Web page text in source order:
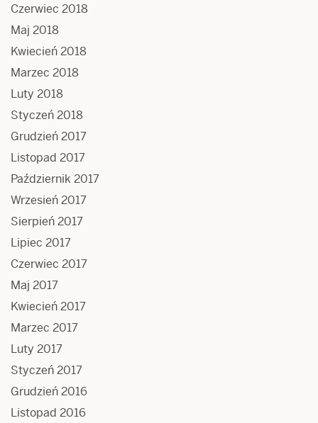
Czerwiec 2018
Maj 2018
Kwiecień 2018
Marzec 2018
Luty 2018
Styczeń 2018
Grudzień 2017
Listopad 2017
Październik 2017
Wrzesień 2017
Sierpień 2017
Lipiec 2017
Czerwiec 2017
Maj 2017
Kwiecień 2017
Marzec 2017
Luty 2017
Styczeń 2017
Grudzień 2016
Listopad 2016